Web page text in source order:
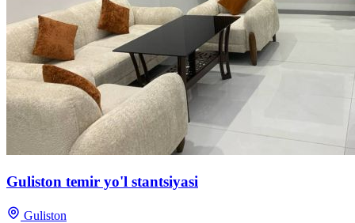
Guliston temir yo'l stantsiyasi
Guliston